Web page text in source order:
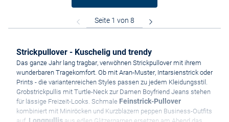
Strickpullover - Kuschelig und trendy
Das ganze Jahr lang tragbar, verwöhnen Strickpullover mit ihrem
wunderbaren Tragekomfort. Ob mit Aran-Muster, Intarsienstrick oder
Prints - die variantenreichen Styles passen zu jedem Kleidungsstil.
Grobstrickpullis mit Turtle-Neck zur Damen Boyfriend Jeans stehen
für lässige Freizeit-Looks. Schmale Feinstrick-Pullover
kombiniert mit Miniröcken und Kurzblazern peppen Business-Outfits